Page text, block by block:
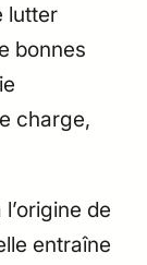
lutter
bonnes
charge,
de
entraîne